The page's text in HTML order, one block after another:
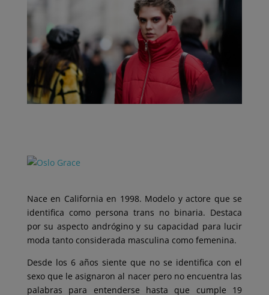
Nace en California en 1998. Modelo y actore que se
identifica como persona trans no binaria. Destaca
por su aspecto andrógino y su capacidad para lucir
moda tanto considerada masculina como femenina.
Desde los 6 años siente que no se identifica con el
sexo que le asignaron al nacer pero no encuentra las
palabras para entenderse hasta que cumple 19